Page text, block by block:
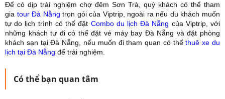
Để có dịp trải nghiệm chợ đêm Sơn Trà, quý khách có thể tham
gia tour Đà Nẵng trọn gói của Viptrip, ngoài ra nếu du khách muốn
tự do lịch trình có thể đặt Combo du lịch Đà Nẵng của Viptrip, với
những khách tự đi có thể đặt vé máy bay Đà Nẵng và đặt phòng
khách sạn tại Đà Nẵng, nếu muốn đi tham quan có thểthuê xe du
lịch tại Đà Nẵng để trải nghiệm.
Có thể bạn quan tâm